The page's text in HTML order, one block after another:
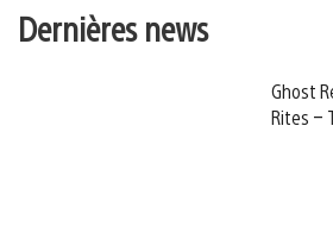
Dernières news
Ghost
Rites –